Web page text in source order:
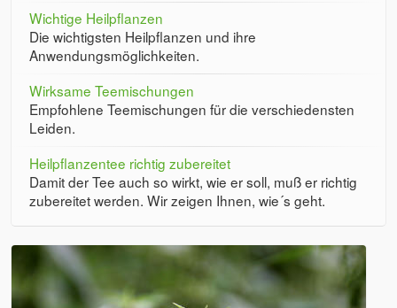
Wichtige Heilpflanzen
Die wichtigsten Heilpflanzen und ihre
Anwendungsmöglichkeiten.
Wirksame Teemischungen
Empfohlene Teemischungen für die verschiedensten
Leiden.
Heilpflanzentee richtig zubereitet
Damit der Tee auch so wirkt, wie er soll, muß er richtig
zubereitet werden. Wir zeigen Ihnen, wie´s geht.